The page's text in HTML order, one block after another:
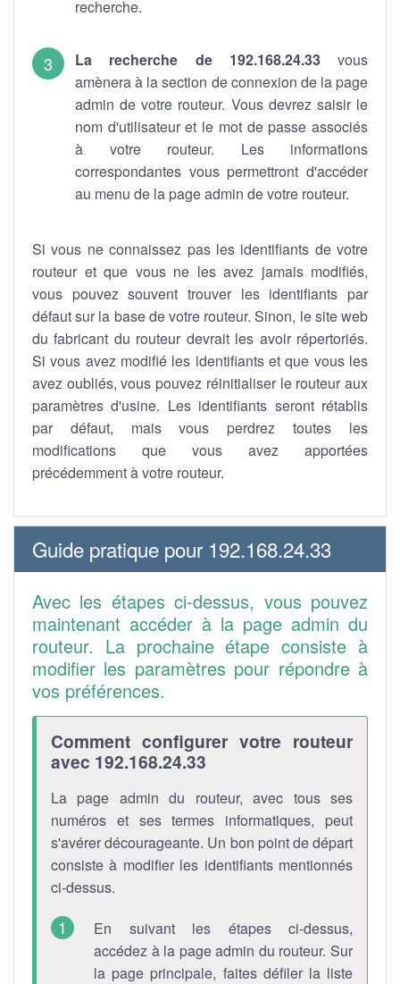
recherche.
La recherche de 192.168.24.33vous
amènera à la section de connexion de la page
admin de votre routeur. Vous devrez saisir le
nom d'utilisateur et le mot de passe associés
à votre routeur. Les informations
correspondantes vous permettront d'accéder
au menu de la page admin de votre routeur.
Si vous ne connaissez pas les identifiants de votre
routeur et que vous ne les avez jamais modifiés,
vous pouvez souvent trouver les identifiants par
défaut sur la base de votre routeur. Sinon, le site web
du fabricant du routeur devrait les avoir répertoriés.
Si vous avez modifié les identifiants et que vous les
avez oubliés, vous pouvez réinitialiser le routeur aux
paramètres d'usine. Les identifiants seront rétablis
par défaut, mais vous perdrez toutes les
modifications que vous avez apportées
précédemment à votre routeur.
Guide pratique pour 192.168.24.33
Avec les étapes ci-dessus, vous pouvez
maintenant accéder à la page admin du
routeur. La prochaine étape consiste à
modifier les paramètres pour répondre à
vos préférences.
Comment configurer votre routeur
avec 192.168.24.33
La page admin du routeur, avec tous ses
numéros et ses termes informatiques, peut
s'avérer décourageante. Un bon point de départ
consiste à modifier les identifiants mentionnés
ci-dessus.
En suivant les étapes ci-dessus,
accédez à la page admin du routeur. Sur
la page principale, faites défiler la liste